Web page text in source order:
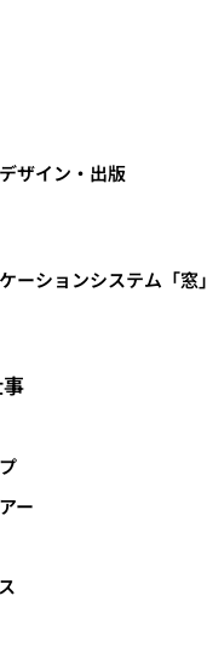
ザイン・出版
ーションシステム「窓」
ー